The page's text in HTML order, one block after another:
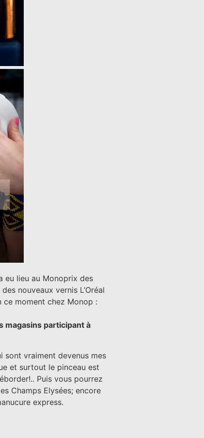
eu lieu au Monoprix des
nouveaux vernis L’Oréal
ce moment chez Monop :
magasins participant à
sont vraiment devenus mes
et surtout le pinceau est
Puis vous pourrez
Champs Elysées; encore
express.